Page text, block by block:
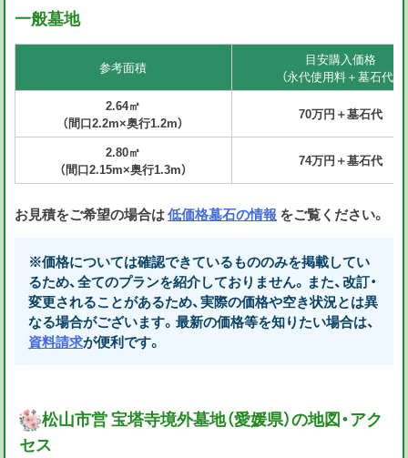
一般墓地
参考面積
目安購入価格
（永代使用料＋墓石代）
2.64㎡
（間口2.2m×奥行1.2m）
70万円＋墓石代
2.80㎡
（間口2.15m×奥行1.3m）
74万円＋墓石代
お見積をご希望の場合は低価格墓石の情報 をご覧ください。
※価格については確認できているもののみを掲載してい
るため、全てのプランを紹介しておりません。また、改訂・
変更されることがあるため、実際の価格や空き状況とは異
なる場合がございます。最新の価格等を知りたい場合は、
資料請求が便利です。
松山市営 宝塔寺境外墓地（愛媛県）の地図・アク
セス